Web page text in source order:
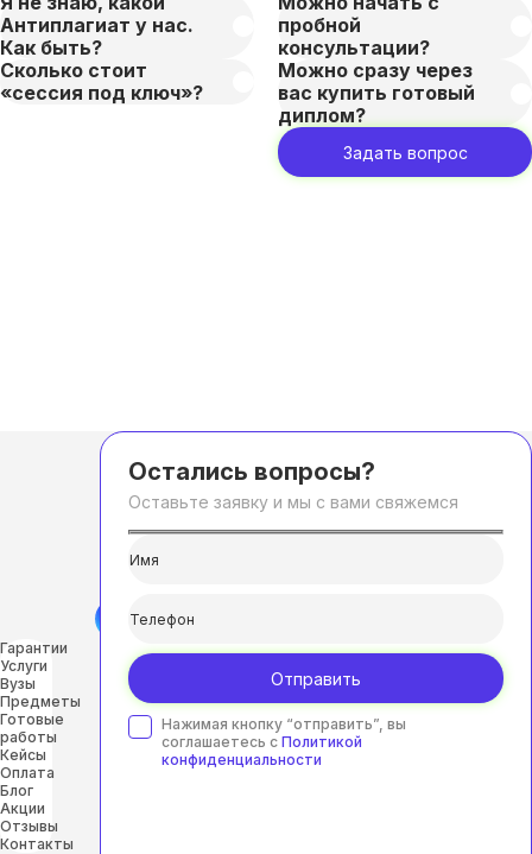
Антиплагиат у нас.
Как быть?
Сколько стоит
«сессия под ключ»?
пробной
консультации?
Можно сразу через
вас купить готовый
диплом?
Задать вопрос
Гарантии
Услуги
Вузы
Предметы
Готовые
работы
Кейсы
Оплата
Блог
Акции
Отзывы
Контакты
Остались вопросы?
Оставьте заявку и мы с вами свяжемся
Отправить
Нажимая кнопку “отправить”, вы
соглашаетесь с Политикой
конфиденциальности